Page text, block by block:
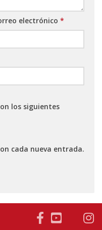
electrónico *
los siguientes
cada nueva entrada.